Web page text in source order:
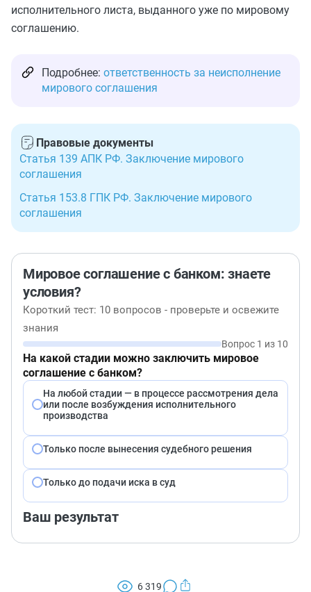
исполнительного листа, выданного уже по мировому
соглашению.
Подробнее: ответственность за неисполнение
мирового соглашения
Правовые документы
Статья 139 АПК РФ. Заключение мирового
соглашения
Статья 153.8 ГПК РФ. Заключение мирового
соглашения
Мировое соглашение с банком: знаете
условия?
Короткий тест: 10 вопросов - проверьте и освежите
знания
Вопрос 1 из 10
На какой стадии можно заключить мировое
соглашение с банком?
На любой стадии — в процессе рассмотрения дела
или после возбуждения исполнительного
производства
Только после вынесения судебного решения
Только до подачи иска в суд
Ваш результат
6 319